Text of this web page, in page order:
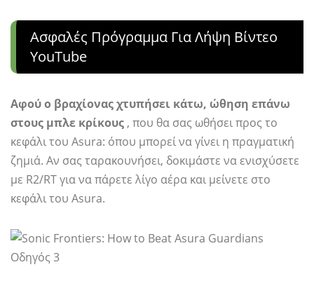
Ασφαλές Πρόγραμμα Για Λήψη Βίντεο
YouTube
Αφού ο βραχίονας χτυπήσει κάτω, ώθηση επάνω
στους μπλε κρίκους , που θα σας ωθήσει προς το
κεφάλι του Asura: όπου μπορεί να γίνει η πραγματική
ζημιά. Αν σας ταρακουνήσει, δοκιμάστε να ενισχύσετε
με R2/RT για να πάρετε λίγο αέρα και μείνετε στο
κεφάλι του Asura.